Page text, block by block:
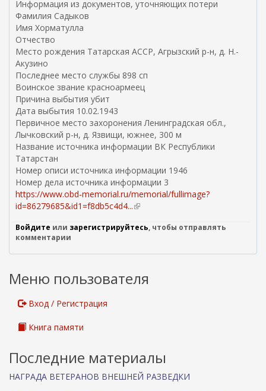
е
я
я
с
ы
а
)
Информация из документов, уточняющих потери
Фамилия Садыков
Имя Хорматулла
Отчество
Место рождения Татарская АССР, Агрызский р-н, д. Н.-
Акузино
Последнее место службы 898 сп
Воинское звание красноармеец
Причина выбытия убит
Дата выбытия 10.02.1943
Первичное место захоронения Ленинградская обл.,
Лычковский р-н, д. Язвищи, южнее, 300 м
Название источника информации ВК Республики
Татарстан
Номер описи источника информации 1946
Номер дела источника информации 3
https://www.obd-memorial.ru/memorial/fullimage?
id=86279685&id1=f8db5c4d4...(
н
ш
я
а
)
Войдите или зарегистрируйтесь, чтобы отправлять
комментарии
Меню пользователя
Вход / Регистрация
Книга памяти
Последние материалы
НАГРАДА ВЕТЕРАНОВ ВНЕШНЕЙ РАЗВЕДКИ